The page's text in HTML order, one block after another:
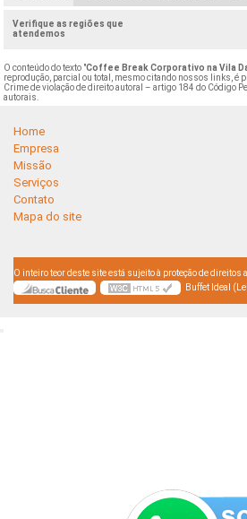
Verifique as regiões que
atendemos
O conteúdo do texto "Coffee Break Corporativo na Vila
reprodução, parcial ou total, mesmo citando nossos links, é
Crime de violação de direito autoral – artigo 184 do Código
autorais
Home
Empresa
Missão
Serviços
Contato
Mapa do site
O inteiro teor deste site está sujeito à proteção de direitos
Buffet Ideal